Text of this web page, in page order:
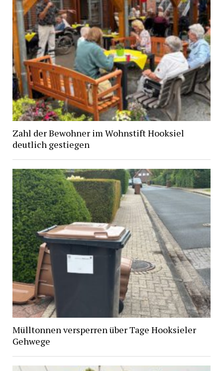
Zahl der Bewohner im Wohnstift Hooksiel
deutlich gestiegen
Mülltonnen versperren über Tage Hooksieler
Gehwege